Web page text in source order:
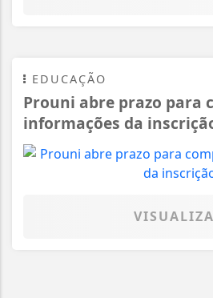
EDUCAÇÃO
Prouni abre prazo para
informações da